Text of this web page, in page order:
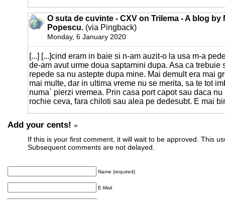
O suta de cuvinte - CXV on Trilema - A blog by
Popescu. (via Pingback)
Monday, 6 January 2020
[...] [...]cind eram in baie si n-am auzit-o la usa m-a
de-am avut urme doua saptamini dupa. Asa ca trebuie
repede sa nu astepte dupa mine. Mai demult era mai
mai multe, dar in ultima vreme nu se merita, sa te tot
numa` pierzi vremea. Prin casa port capot sau daca
rochie ceva, fara chiloti sau alea pe dedesubt. E mai
Add your cents! »
If this is your first comment, it will wait to be approved. This
Subsequent comments are not delayed.
Name (required)
E-Mail